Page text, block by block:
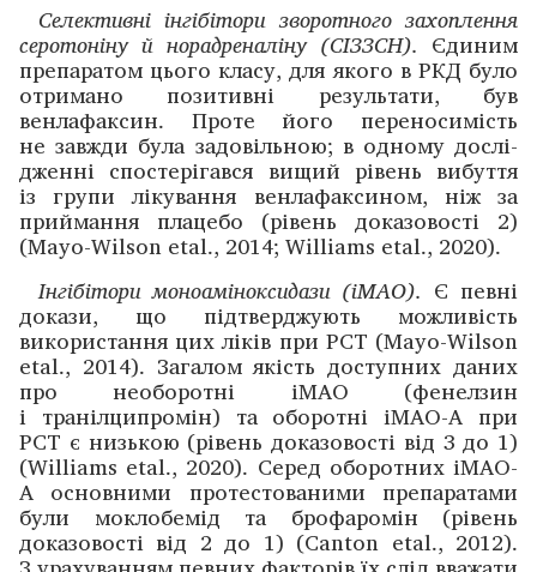
Селективні інгібітори зворотного захоплення
серотоніну й норадреналіну (СІЗЗСН). Єдиним
препаратом цього класу, для якого в РКД було
отримано позитивні результати, був
венлафаксин. Проте його переносимість
не завжди була задовільною; в одному дослі­
дженні спостерігався вищий рівень вибуття
із групи лікування вен­лафаксином, ніж за
приймання плацебо (рівень доказовості 2)
(Mayo-Wilson etal., 2014; Williams etal., 2020).
Інгібітори моноаміноксидази (іМАО). Є певні
докази, що підтвер­джують можливість
використання цих ліків при РСТ (Mayo-Wilson
etal., 2014). Загалом якість дос­тупних даних
про необоротні іМАО (фенелзин
і транілципромін) та оборотні іМАО-А при
РСТ є низькою (рівень доказовості від 3 до 1)
(Williams etal., 2020). Серед оборотних іМАО-
А основними протестованими препаратами
були моклобемід та брофаромін (рівень
доказовості від 2 до 1) (Canton etal., 2012).